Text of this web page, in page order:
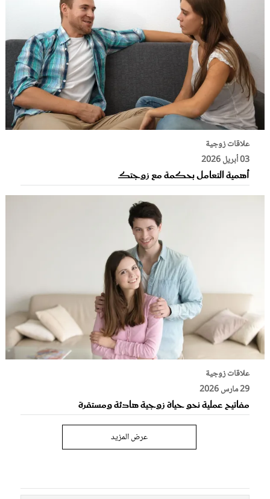
علاقات زوجية
03 أبريل 2026
أهمية التعامل بحكمة مع زوجتك
علاقات زوجية
29 مارس 2026
مفاتيح عملية نحو حياة زوجية هادئة ومستقرة
عرض المزيد